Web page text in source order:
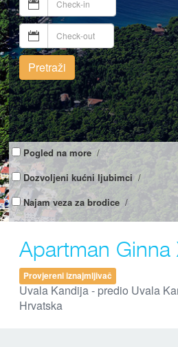
Pretraži
Pogled na more /
Dozvoljeni kućni ljubimci /
Najam veza za brodice /
Apartman Ginna
Provjereni iznajmljivač
Uvala Kandija - predio Uvala
Hrvatska